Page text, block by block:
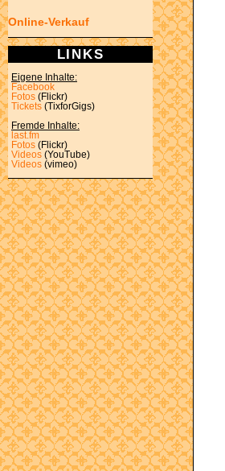
Online-Verkauf
LINKS
Eigene Inhalte:
Facebook
Fotos (Flickr)
Tickets (TixforGigs)
Fremde Inhalte:
last.fm
Fotos (Flickr)
Videos (YouTube)
Videos (vimeo)